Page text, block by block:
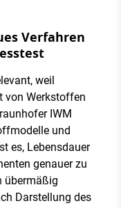
Verfahren
weil
von Werkstoffen
IWM
und
es, Lebensdauer
genauer zu
übermäßig
Darstellung des